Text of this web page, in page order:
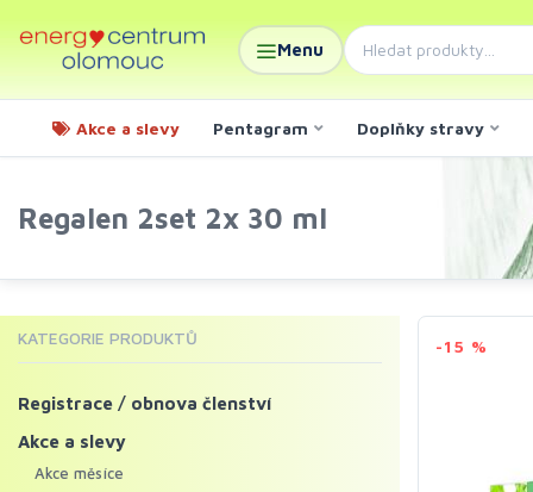
Menu
Akce a slevy Pentagram Doplňky stravy
Regalen 2set 2x 30 ml
-15 %
KATEGORIE PRODUKTŮ
Registrace / obnova členství
Akce a slevy
Akce měsíce